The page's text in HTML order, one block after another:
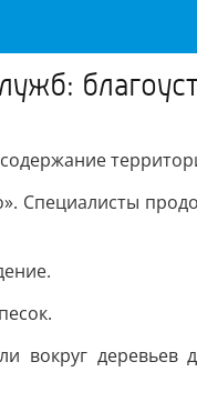
Специалисты
вокруг